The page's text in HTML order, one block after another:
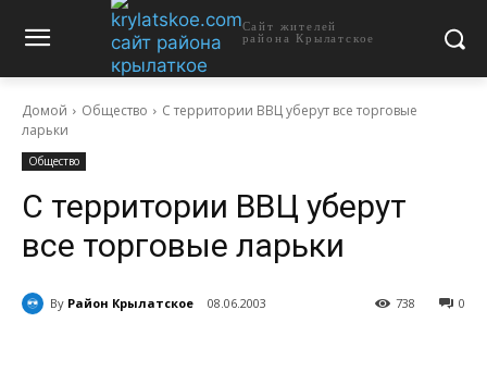
Сайт жителей
района Крылатское
Домой Общество
С территории ВВЦ уберут все торговые
ларьки
Общество
С территории ВВЦ уберут
все торговые ларьки
By Район Крылатское 08.06.2003 0
738